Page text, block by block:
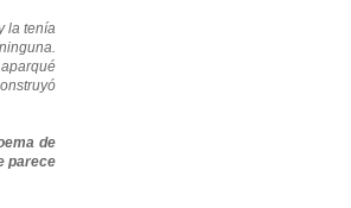
la tenía
de
parece